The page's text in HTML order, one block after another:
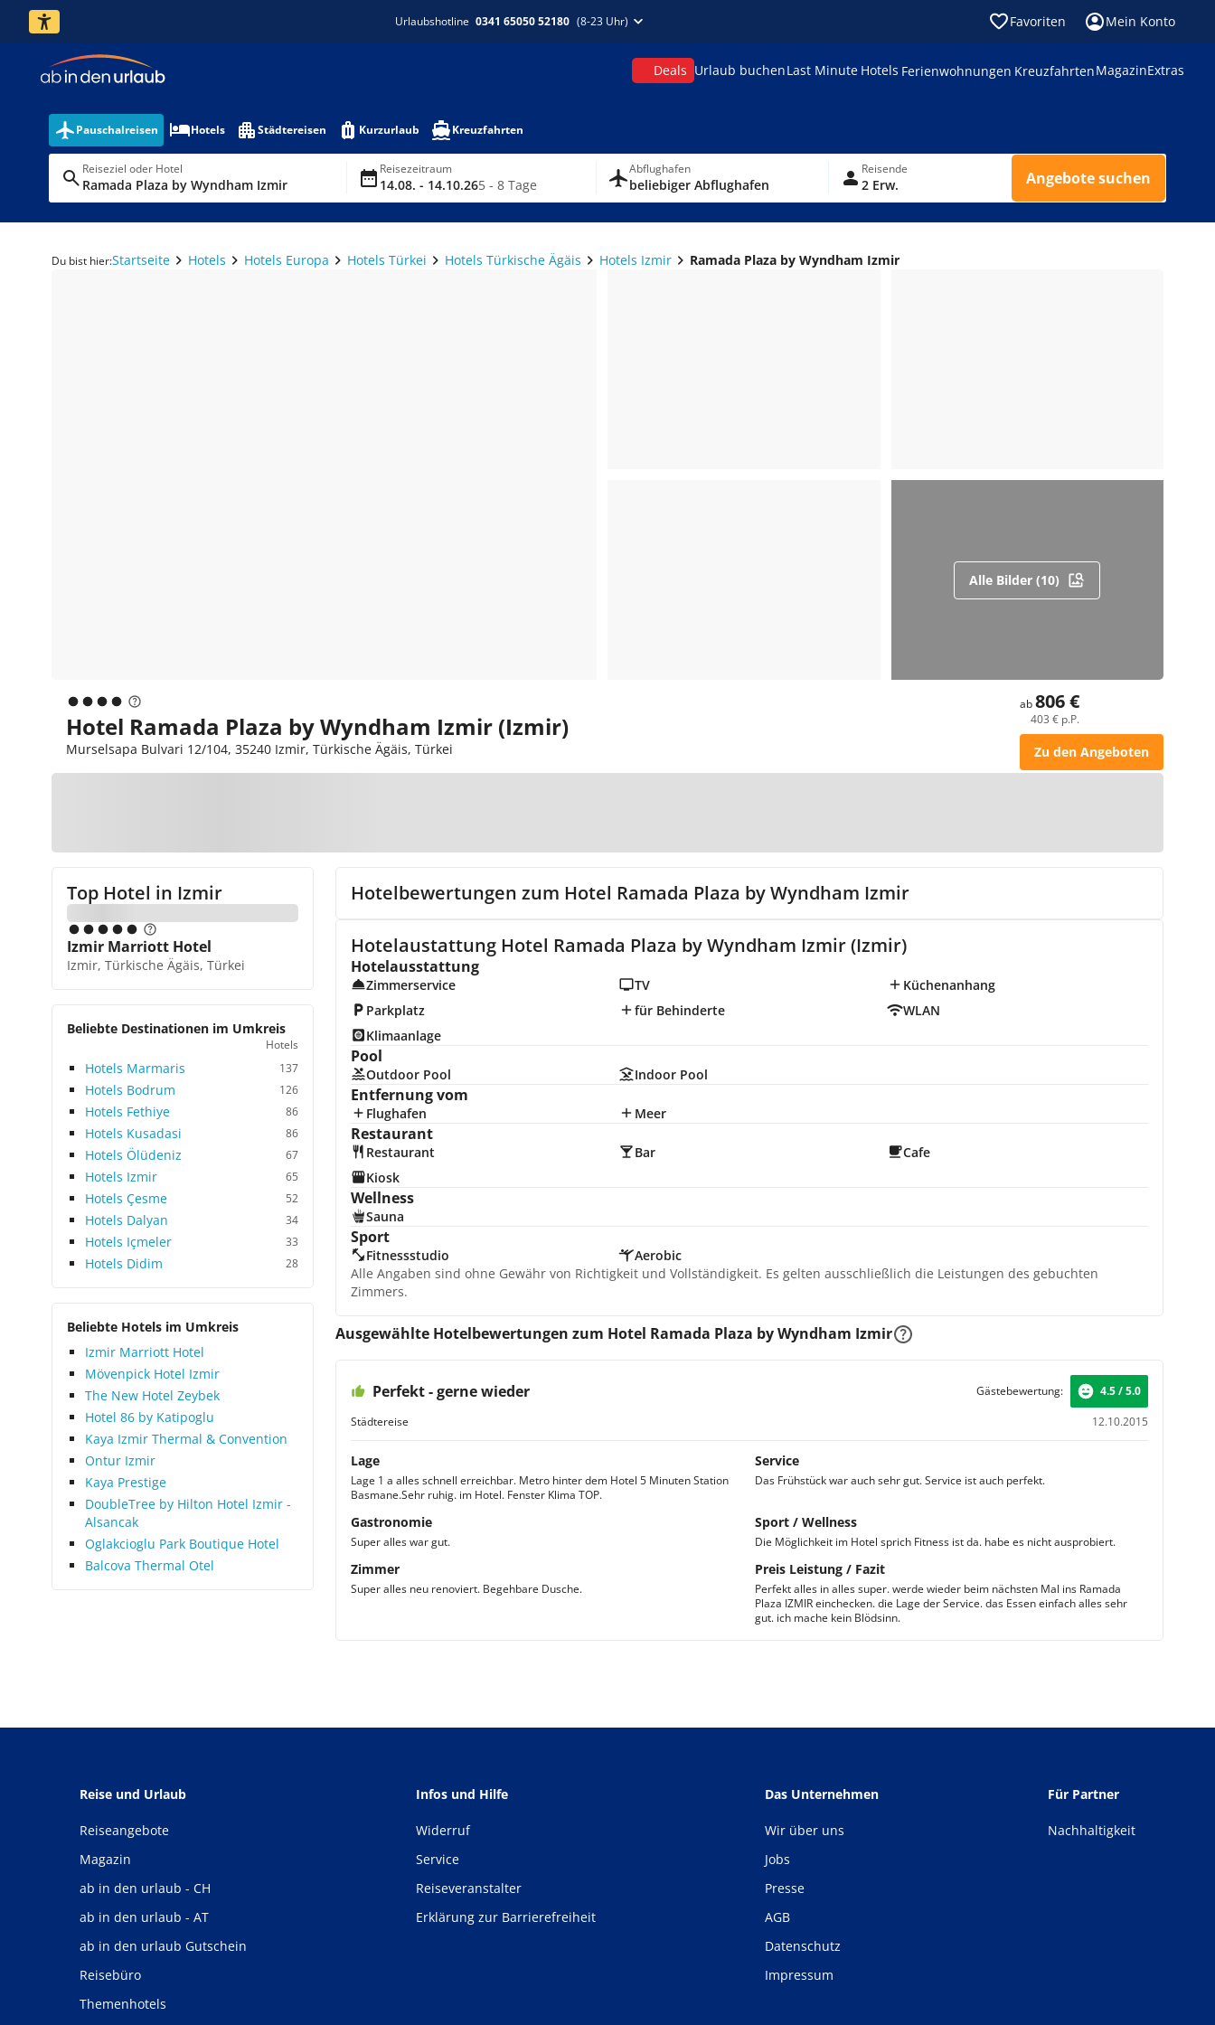
Urlaubshotline 0341 65050 52180 (8-23 Uhr) Favoriten Mein Konto
Deals Urlaub buchenLast Minute Hotels Ferienwohnungen KreuzfahrtenMagazinExtras
Pauschalreisen Hotels Städtereisen Kurzurlaub Kreuzfahrten
Reiseziel oder Hotel
Ramada Plaza by Wyndham Izmir
Reisezeitraum
14.08. - 14.10.265 - 8 Tage
Abflughafen
beliebiger Abflughafen
Reisende
2 Erw. Angebote suchen
Du bist hier:Startseite Hotels Hotels Europa Hotels Türkei Hotels Türkische Ägäis Hotels Izmir Ramada Plaza by Wyndham Izmir
Alle Bilder (10)
Hotel Ramada Plaza by Wyndham Izmir (Izmir)
Murselsapa Bulvari 12/104, 35240 Izmir, Türkische Ägäis, Türkei
ab806 €
403 € p.P.
Zu den Angeboten
Top Hotel in Izmir
Izmir Marriott Hotel
Izmir, Türkische Ägäis, Türkei
Beliebte Destinationen im Umkreis
Hotels
Hotels Marmaris 137
Hotels Bodrum 126
Hotels Fethiye 86
Hotels Kusadasi 86
Hotels Ölüdeniz 67
Hotels Izmir 65
Hotels Çesme 52
Hotels Dalyan 34
Hotels Içmeler 33
Hotels Didim 28
Beliebte Hotels im Umkreis
Izmir Marriott Hotel
Mövenpick Hotel Izmir
The New Hotel Zeybek
Hotel 86 by Katipoglu
Kaya Izmir Thermal & Convention
Ontur Izmir
Kaya Prestige
DoubleTree by Hilton Hotel Izmir -
Alsancak
Oglakcioglu Park Boutique Hotel
Balcova Thermal Otel
Hotelbewertungen zum Hotel Ramada Plaza by Wyndham Izmir
Hotelaustattung Hotel Ramada Plaza by Wyndham Izmir (Izmir)
Hotelausstattung
Zimmerservice TV
Küchenanhang
Parkplatz
für Behinderte
WLAN
Klimaanlage
Pool
Outdoor Pool Indoor Pool
Entfernung vom
Flughafen Meer
Restaurant
Restaurant Bar
Cafe
Kiosk
Wellness
Sauna
Sport
Fitnessstudio
Aerobic
Alle Angaben sind ohne Gewähr von Richtigkeit und Vollständigkeit. Es gelten ausschließlich die Leistungen des gebuchten
Zimmers.
Ausgewählte Hotelbewertungen zum Hotel Ramada Plaza by Wyndham Izmir
Perfekt - gerne wieder
Städtereise 12.10.2015
Gästebewertung: 4.5 / 5.0
Lage
Lage 1 a alles schnell erreichbar. Metro hinter dem Hotel 5 Minuten Station
Basmane.Sehr ruhig. im Hotel. Fenster Klima TOP.
Service
Das Frühstück war auch sehr gut. Service ist auch perfekt.
Gastronomie
Super alles war gut.
Sport / Wellness
Die Möglichkeit im Hotel sprich Fitness ist da. habe es nicht ausprobiert.
Zimmer
Super alles neu renoviert. Begehbare Dusche.
Preis Leistung / Fazit
Perfekt alles in alles super. werde wieder beim nächsten Mal ins Ramada
Plaza IZMIR einchecken. die Lage der Service. das Essen einfach alles sehr
gut. ich mache kein Blödsinn.
Reise und Urlaub
Reiseangebote
Magazin
ab in den urlaub - CH
ab in den urlaub - AT
ab in den urlaub Gutschein
Reisebüro
Themenhotels
Infos und Hilfe
Widerruf
Service
Reiseveranstalter
Erklärung zur Barrierefreiheit
Das Unternehmen
Wir über uns
Jobs
Presse
AGB
Datenschutz
Impressum
Für Partner
Nachhaltigkeit